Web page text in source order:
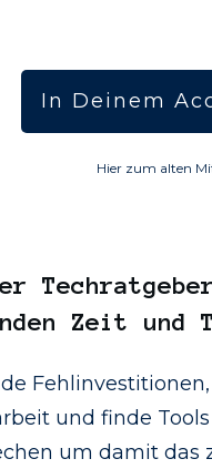
In Deinem
Hier zum alten
Techratgeber
Zeit und
und finde
um damit das